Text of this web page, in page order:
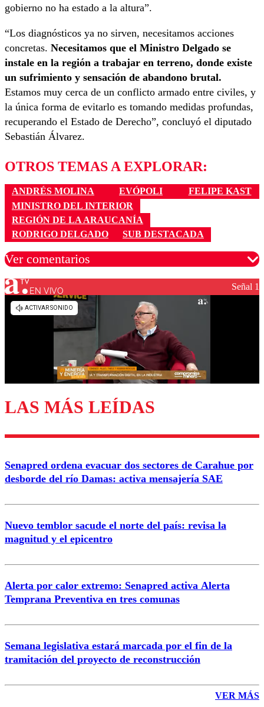
gobierno no ha estado a la altura”.
“Los diagnósticos ya no sirven, necesitamos acciones
concretas. Necesitamos que el Ministro Delgado se
instale en la región a trabajar en terreno, donde existe
un sufrimiento y sensación de abandono brutal.
Estamos muy cerca de un conflicto armado entre civiles, y
la única forma de evitarlo es tomando medidas profundas,
recuperando el Estado de Derecho”, concluyó el diputado
Sebastián Álvarez.
OTROS TEMAS A EXPLORAR:
ANDRÉS MOLINA EVÓPOLI
FELIPE KAST
MINISTRO DEL INTERIOR
REGIÓN DE LA ARAUCANÍA
RODRIGO DELGADO
SUB DESTACADA
Ver comentarios
Los comentarios son moderados para garantizar un
diálogo respetuoso.
Enviar comentario
EN VIVO Señal 1
LAS MÁS LEÍDAS
Senapred ordena evacuar dos sectores de Carahue por
desborde del río Damas: activa mensajería SAE
Nuevo temblor sacude el norte del país: revisa la
magnitud y el epicentro
Alerta por calor extremo: Senapred activa Alerta
Temprana Preventiva en tres comunas
Semana legislativa estará marcada por el fin de la
tramitación del proyecto de reconstrucción
VER MÁS